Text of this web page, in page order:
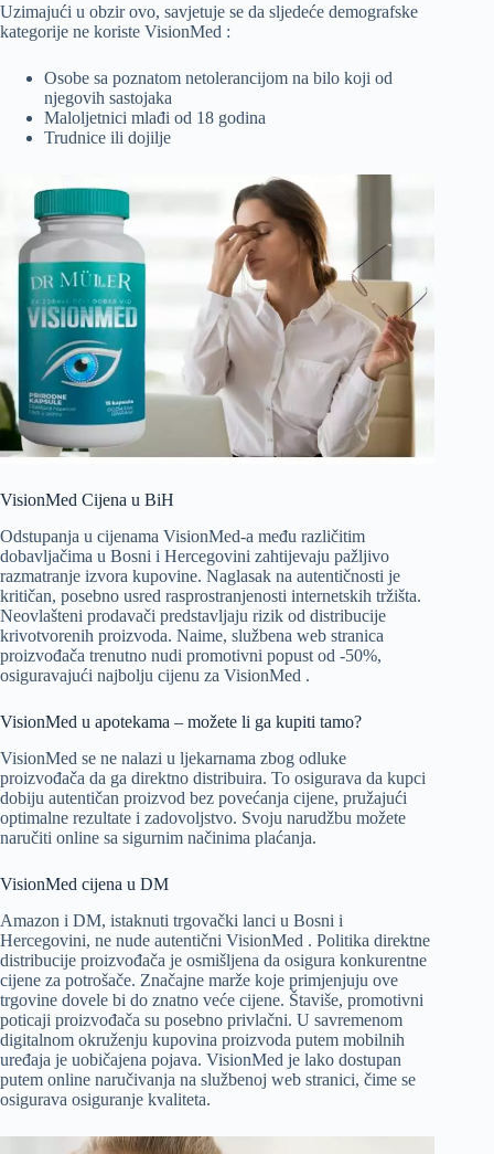
Uzimajući u obzir ovo, savjetuje se da sljedeće demografske
kategorije ne koriste VisionMed :
Osobe sa poznatom netolerancijom na bilo koji od
njegovih sastojaka
Maloljetnici mlađi od 18 godina
Trudnice ili dojilje
VisionMed Cijena u BiH
Odstupanja u cijenama VisionMed-a među različitim
dobavljačima u Bosni i Hercegovini zahtijevaju pažljivo
razmatranje izvora kupovine. Naglasak na autentičnosti je
kritičan, posebno usred rasprostranjenosti internetskih tržišta.
Neovlašteni prodavači predstavljaju rizik od distribucije
krivotvorenih proizvoda. Naime, službena web stranica
proizvođača trenutno nudi promotivni popust od -50%,
osiguravajući najbolju cijenu za VisionMed .
VisionMed u apotekama – možete li ga kupiti tamo?
VisionMed se ne nalazi u ljekarnama zbog odluke
proizvođača da ga direktno distribuira. To osigurava da kupci
dobiju autentičan proizvod bez povećanja cijene, pružajući
optimalne rezultate i zadovoljstvo. Svoju narudžbu možete
naručiti online sa sigurnim načinima plaćanja.
VisionMed cijena u DM
Amazon i DM, istaknuti trgovački lanci u Bosni i
Hercegovini, ne nude autentični VisionMed . Politika direktne
distribucije proizvođača je osmišljena da osigura konkurentne
cijene za potrošače. Značajne marže koje primjenjuju ove
trgovine dovele bi do znatno veće cijene. Štaviše, promotivni
poticaji proizvođača su posebno privlačni. U savremenom
digitalnom okruženju kupovina proizvoda putem mobilnih
uređaja je uobičajena pojava. VisionMed je lako dostupan
putem online naručivanja na službenoj web stranici, čime se
osigurava osiguranje kvaliteta.